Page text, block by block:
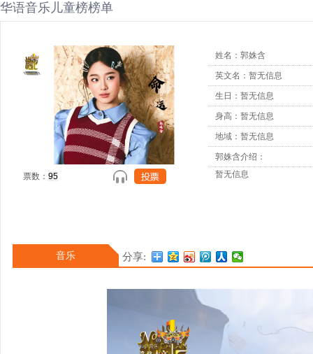
华语音乐儿童榜榜单
票数：
姓名：郭姝含
英文名：暂无信息
生日：暂无信息
身高：暂无信息
地域：暂无信息
郭姝含介绍：
暂无信息
音乐 分享: